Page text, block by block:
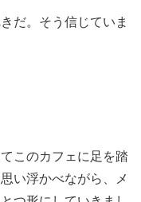
だ。そう信じていま
このカフェに足を踏
い浮かべながら、メ